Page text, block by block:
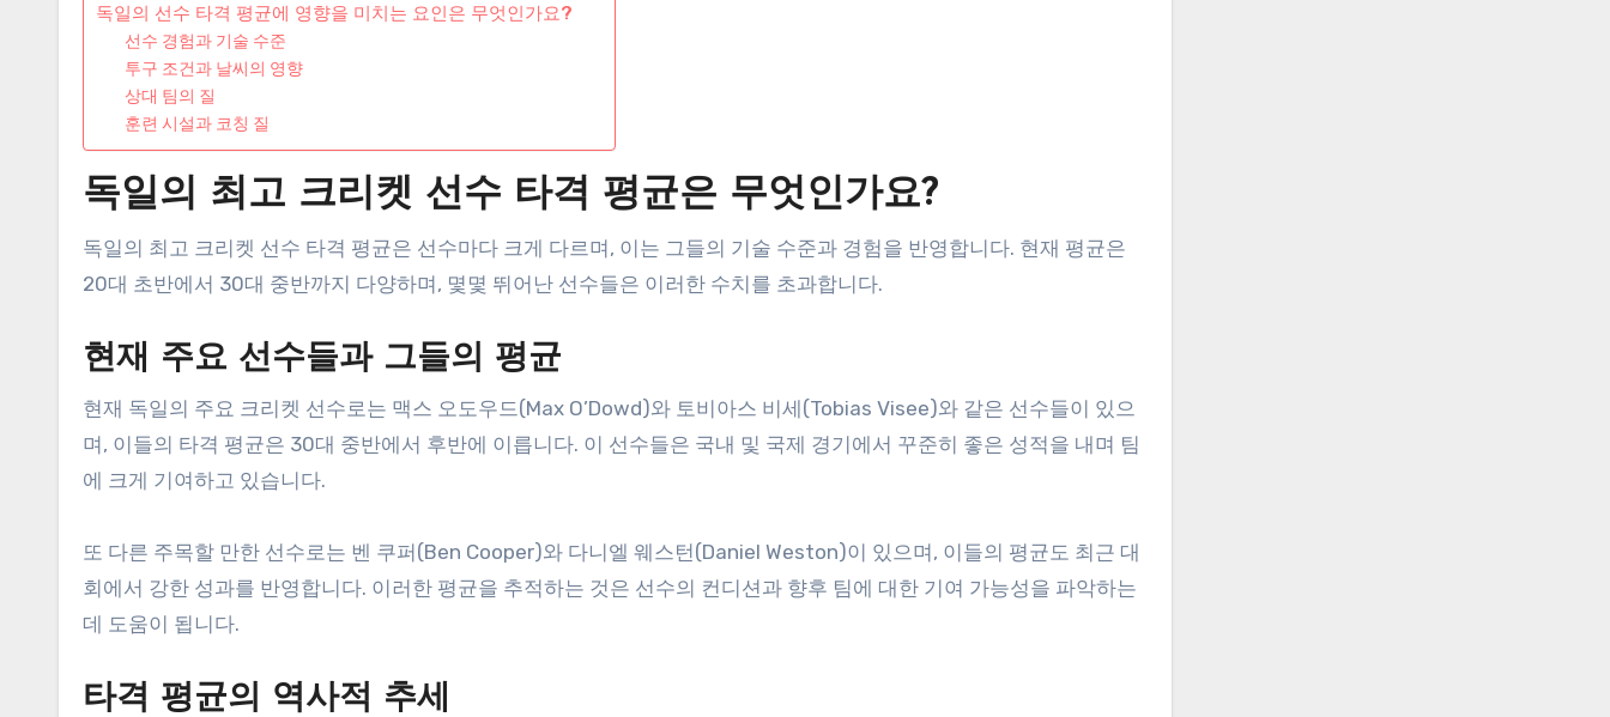
독일의 선수 타격 평균에 영향을 미치는 요인은 무엇인가요?
선수 경험과 기술 수준
투구 조건과 날씨의 영향
상대 팀의 질
훈련 시설과 코칭 질
독일의 최고 크리켓 선수 타격 평균은 무엇인가요?
독일의 최고 크리켓 선수 타격 평균은 선수마다 크게 다르며, 이는 그들의 기술 수준과 경험을 반영합니다. 현재 평균은
20대 초반에서 30대 중반까지 다양하며, 몇몇 뛰어난 선수들은 이러한 수치를 초과합니다.
현재 주요 선수들과 그들의 평균
현재 독일의 주요 크리켓 선수로는 맥스 오도우드(Max O’Dowd)와 토비아스 비세(Tobias Visee)와 같은 선수들이 있으
며, 이들의 타격 평균은 30대 중반에서 후반에 이릅니다. 이 선수들은 국내 및 국제 경기에서 꾸준히 좋은 성적을 내며 팀
에 크게 기여하고 있습니다.
또 다른 주목할 만한 선수로는 벤 쿠퍼(Ben Cooper)와 다니엘 웨스턴(Daniel Weston)이 있으며, 이들의 평균도 최근 대
회에서 강한 성과를 반영합니다. 이러한 평균을 추적하는 것은 선수의 컨디션과 향후 팀에 대한 기여 가능성을 파악하는
데 도움이 됩니다.
타격 평균의 역사적 추세